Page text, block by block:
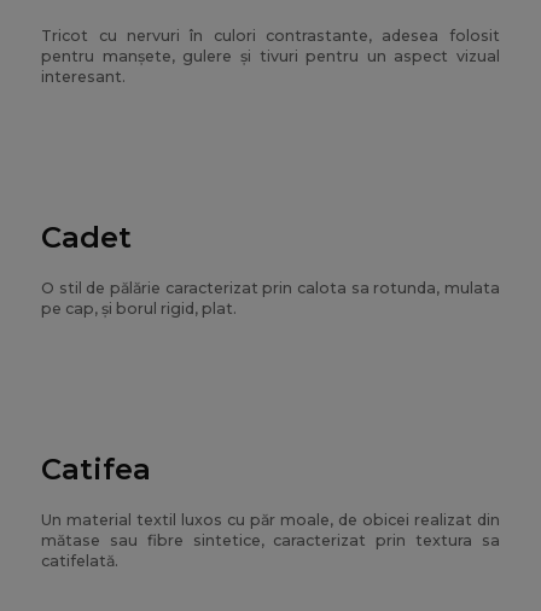
Tricot cu nervuri în culori contrastante, adesea folosit
pentru manșete, gulere și tivuri pentru un aspect vizual
interesant.
Cadet
O stil de pălărie caracterizat prin calota sa rotunda, mulata
pe cap, și borul rigid, plat.
Catifea
Un material textil luxos cu păr moale, de obicei realizat din
mătase sau fibre sintetice, caracterizat prin textura sa
catifelată.